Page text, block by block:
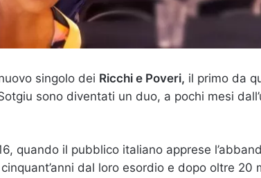
singolo dei Ricchi e Poveri, il primo da
sono diventati un duo, a pochi mesi
quando il pubblico italiano apprese
dal loro esordio e dopo oltre 20